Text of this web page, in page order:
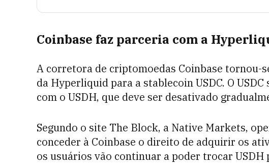
Coinbase faz parceria com a
A corretora de criptomoedas Coinbase tornou-
da Hyperliquid para a stablecoin USDC. O
com o USDH, que deve ser desativado
Segundo o site The Block, a Native Markets,
conceder à Coinbase o direito de adquirir os
os usuários vão continuar a poder trocar USDH